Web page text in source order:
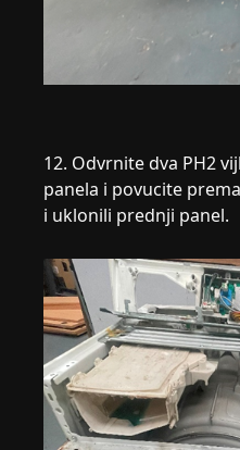
12. Odvrnite dva PH2
panela i povucite
i uklonili prednji panel.